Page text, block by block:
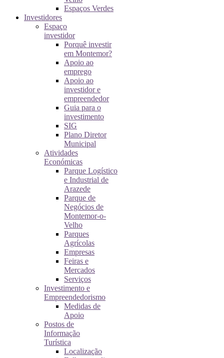
Espaços Verdes
Investidores
Espaço
investidor
Porquê investir
em Montemor?
Apoio ao
emprego
Apoio ao
investidor e
empreendedor
Guia para o
investimento
SIG
Plano Diretor
Municipal
Atividades
Económicas
Parque Logístico
e Industrial de
Arazede
Parque de
Negócios de
Montemor-o-
Velho
Parques
Agrícolas
Empresas
Feiras e
Mercados
Serviços
Investimento e
Empreendedorismo
Medidas de
Apoio
Postos de
Informação
Turística
Localização